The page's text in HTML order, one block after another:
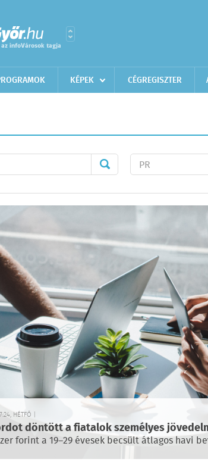
KÉPEK CÉGREGISZTER
HÉTFŐ |
döntött a fiatalok személyes
forint a 19–29 évesek becsült átlagos havi